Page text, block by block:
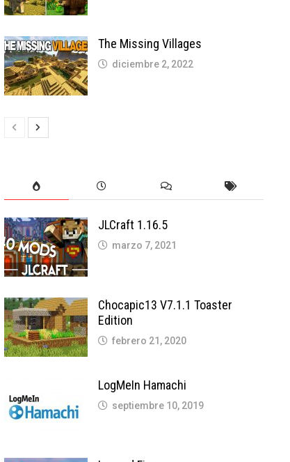
The Missing Villages
diciembre 2, 2022
JLCraft 1.16.5
marzo 7, 2021
Chocapic13 V7.1.1 Toaster
Edition
febrero 21, 2020
LogMeIn Hamachi
septiembre 10, 2019